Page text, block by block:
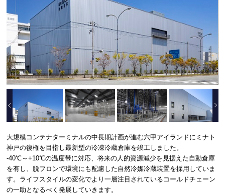
大規模コンテナターミナルの中長期計画が進む六甲アイランドにミナト
神戸の復権を目指し最新型の冷凍冷蔵倉庫を竣工しました。
-40℃～+10℃の温度帯に対応、将来の人的資源減少を見据えた自動倉庫
を有し、脱フロンで環境にも配慮した自然冷媒冷蔵装置を採用していま
す。ライフスタイルの変化でより一層注目されているコールドチェーン
の一助となるべく発展していきます。